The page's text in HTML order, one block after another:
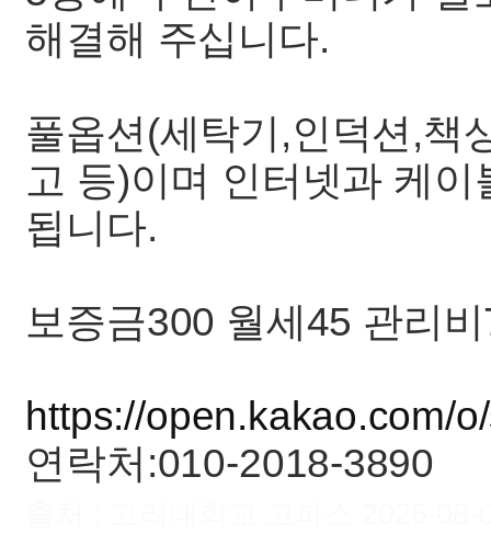
해결해 주십니다.
풀옵션(세탁기,인덕션,책
고 등)이며 인터넷과 케
됩니다.
보증금300 월세45 관리
https://open.kakao.com/
연락처:010-2018-3890